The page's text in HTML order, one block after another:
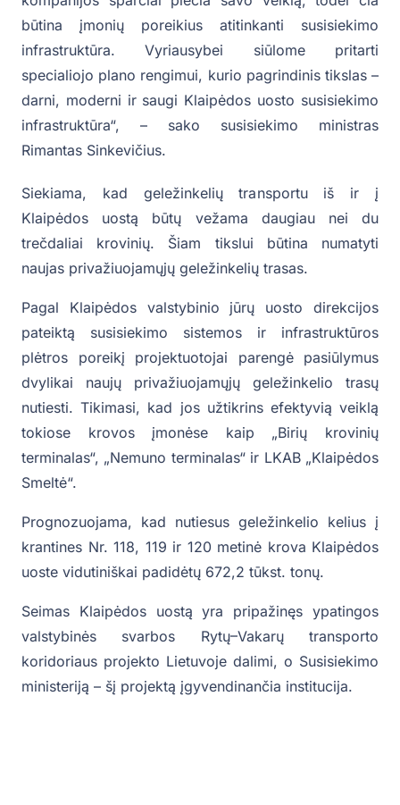
būtina įmonių poreikius atitinkanti susisiekimo
infrastruktūra. Vyriausybei siūlome pritarti
specialiojo plano rengimui, kurio pagrindinis tikslas –
darni, moderni ir saugi Klaipėdos uosto susisiekimo
infrastruktūra“, – sako susisiekimo ministras
Rimantas Sinkevičius.
Siekiama, kad geležinkelių transportu iš ir į
Klaipėdos uostą būtų vežama daugiau nei du
trečdaliai krovinių. Šiam tikslui būtina numatyti
naujas privažiuojamųjų geležinkelių trasas.
Pagal Klaipėdos valstybinio jūrų uosto direkcijos
pateiktą susisiekimo sistemos ir infrastruktūros
plėtros poreikį projektuotojai parengė pasiūlymus
dvylikai naujų privažiuojamųjų geležinkelio trasų
nutiesti. Tikimasi, kad jos užtikrins efektyvią veiklą
tokiose krovos įmonėse kaip „Birių krovinių
terminalas“, „Nemuno terminalas“ ir LKAB „Klaipėdos
Smeltė“.
Prognozuojama, kad nutiesus geležinkelio kelius į
krantines Nr. 118, 119 ir 120 metinė krova Klaipėdos
uoste vidutiniškai padidėtų 672,2 tūkst. tonų.
Seimas Klaipėdos uostą yra pripažinęs ypatingos
valstybinės svarbos Rytų–Vakarų transporto
koridoriaus projekto Lietuvoje dalimi, o Susisiekimo
ministeriją – šį projektą įgyvendinančia institucija.